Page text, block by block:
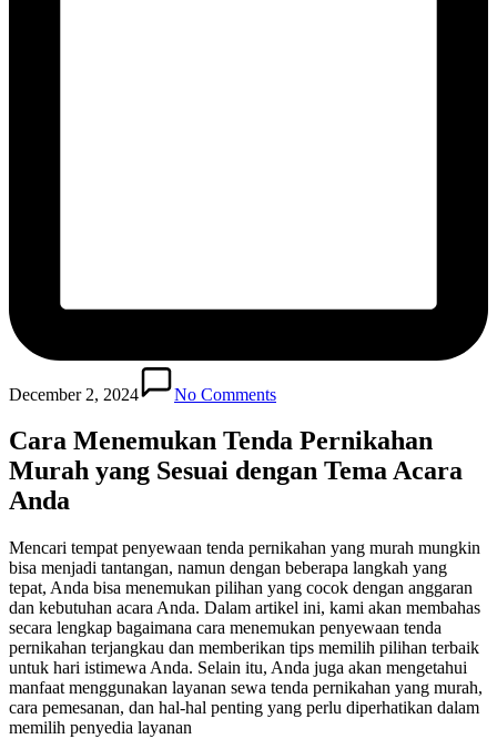
December 2, 2024 No Comments
Cara Menemukan Tenda Pernikahan
Murah yang Sesuai dengan Tema Acara
Anda
Mencari tempat penyewaan tenda pernikahan yang murah mungkin
bisa menjadi tantangan, namun dengan beberapa langkah yang
tepat, Anda bisa menemukan pilihan yang cocok dengan anggaran
dan kebutuhan acara Anda. Dalam artikel ini, kami akan membahas
secara lengkap bagaimana cara menemukan penyewaan tenda
pernikahan terjangkau dan memberikan tips memilih pilihan terbaik
untuk hari istimewa Anda. Selain itu, Anda juga akan mengetahui
manfaat menggunakan layanan sewa tenda pernikahan yang murah,
cara pemesanan, dan hal-hal penting yang perlu diperhatikan dalam
memilih penyedia layanan